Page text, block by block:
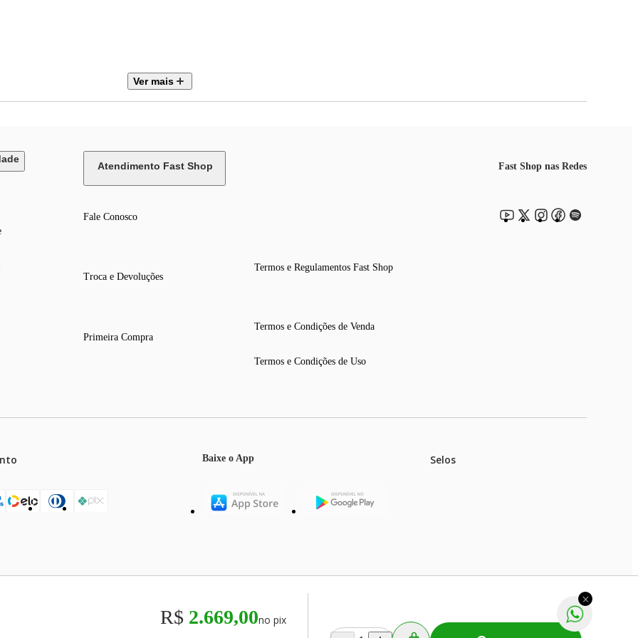
R$ 2.669,00no pix
Ver mais
Atendimento Fast Shop
Fale Conosco
Troca e Devoluções
Primeira Compra
Termos e Regulamentos Fast Shop
Termos e Condições de Venda
Termos e Condições de Uso
Fast Shop nas Redes
Baixe o App Selos
válidos exclusivamente para compras efetuadas no site, podendo diferir na rede de lojas físicas.
os preços e condições comerciais estão sujeitos a alteração sem aviso prévio. Fast Shop S. A. CNPJ: 43.708.379/0001-